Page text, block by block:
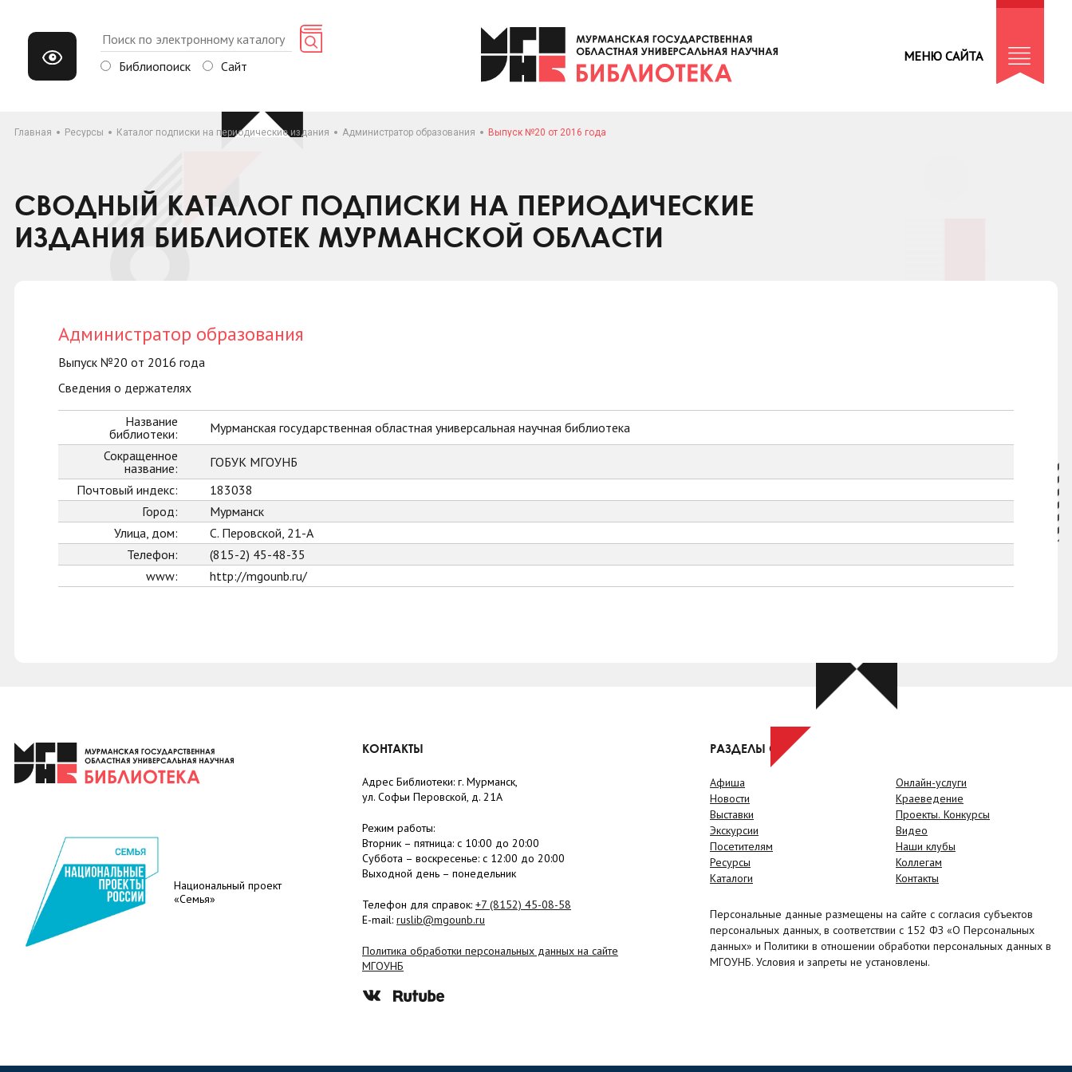
Библиопоиск Сайт
МЕНЮ САЙТА
Главная Ресурсы Каталог подписки на периодические издания Администратор образования Выпуск №20 от 2016 года
СВОДНЫЙ КАТАЛОГ ПОДПИСКИ НА ПЕРИОДИЧЕСКИЕ
ИЗДАНИЯ БИБЛИОТЕК МУРМАНСКОЙ ОБЛАСТИ
Администратор образования
Выпуск №20 от 2016 года
Сведения о держателях
Название
библиотеки:
Мурманская государственная областная универсальная научная библиотека
Сокращенное
название:
ГОБУК МГОУНБ
Почтовый индекс:
183038
Город:
Мурманск
Улица, дом:
С. Перовской, 21-А
Телефон:
(815-2) 45-48-35
www:
http://mgounb.ru/
Национальный проект
«Семья»
КОНТАКТЫ
Адрес Библиотеки: г. Мурманск,
ул. Софьи Перовской, д. 21А
Режим работы:
Вторник – пятница: с 10:00 до 20:00
Суббота – воскресенье: c 12:00 до 20:00
Выходной день – понедельник
Телефон для справок: +7 (8152) 45-08-58
E-mail: ruslib@mgounb.ru
Политика обработки персональных данных на сайте
МГОУНБ
РАЗДЕЛЫ САЙТА
Афиша
Новости
Выставки
Экскурсии
Посетителям
Ресурсы
Каталоги
Онлайн-услуги
Краеведение
Проекты. Конкурсы
Видео
Наши клубы
Коллегам
Контакты
Персональные данные размещены на сайте с согласия субъектов
персональных данных, в соответствии с 152 ФЗ «О Персональных
данных» и Политики в отношении обработки персональных данных в
МГОУНБ. Условия и запреты не установлены.